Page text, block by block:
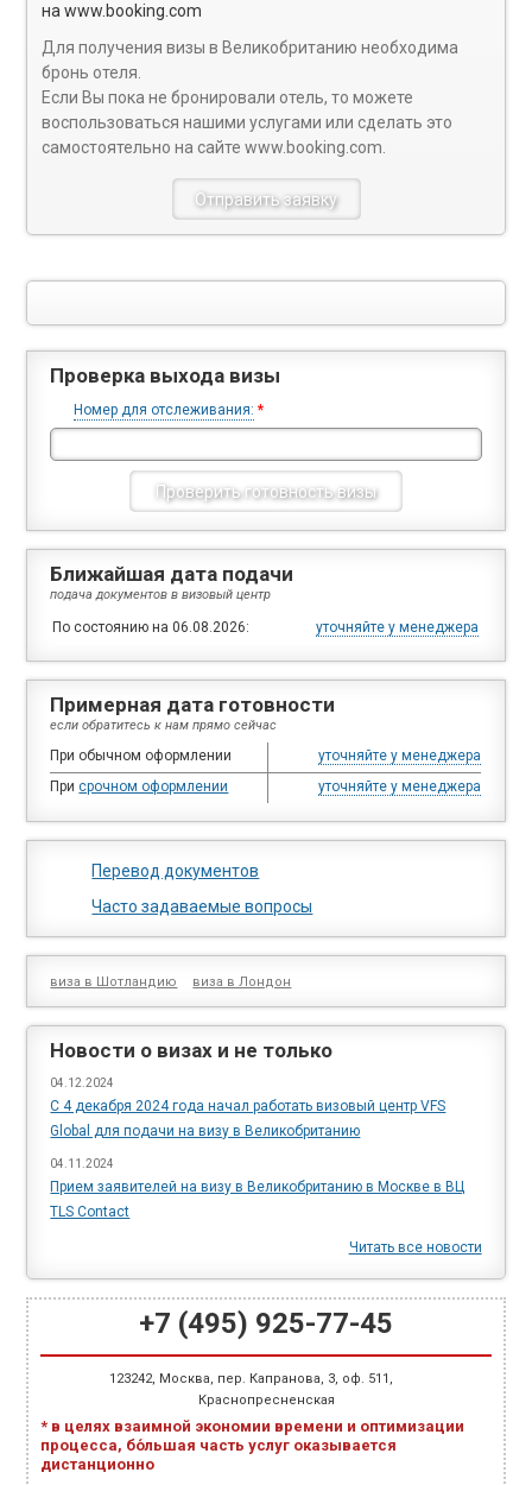
наwww.booking.com
Для получения визы в Великобританию необходима
бронь отеля.
Если Вы пока не бронировали отель, то можете
воспользоваться нашими услугами или сделать это
самостоятельно на сайтеwww.booking.com
Проверка выхода визы
Номер для отслеживания: *
Ближайшая дата подачи
подача документов в визовый центр
По состоянию на 06.08.2026: уточняйте у менеджера
Примерная дата готовности
если обратитесь к нам прямо сейчас
При обычном оформлении
уточняйте у менеджера
Присрочном оформлении уточняйте у менеджера
Перевод документов
Часто задаваемые вопросы
виза в Шотландию виза в Лондон
Новости о визах и не только
04.12.2024
С 4 декабря 2024 года начал работать визовый центр VFS
Global для подачи на визу в Великобританию
04.11.2024
Прием заявителей на визу в Великобританию в Москве в ВЦ
TLS Cоntact
Читать все новости
+7 (495) 925-77-45
123242, Москва, пер. Капранова, 3, оф. 511,
Краснопресненская
* в целях взаимной экономии времени и оптимизации
процесса, бо́льшая часть услуг оказывается
дистанционно